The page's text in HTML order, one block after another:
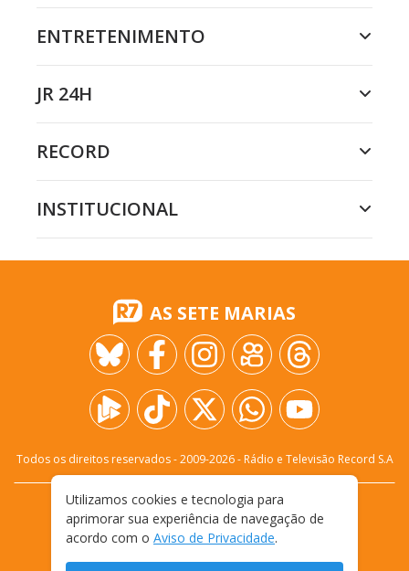
ENTRETENIMENTO
JR 24H
RECORD
INSTITUCIONAL
AS SETE MARIAS
Todos os direitos reservados - 2009-2026- Rádio e Televisão Record S.A
FALE CONOSCO
PRIVACIDADE
TERMOS E CONDIÇÕES DE USO
Utilizamos cookies e tecnologia para
aprimorar sua experiência de navegação de
acordo com o Aviso de Privacidade.